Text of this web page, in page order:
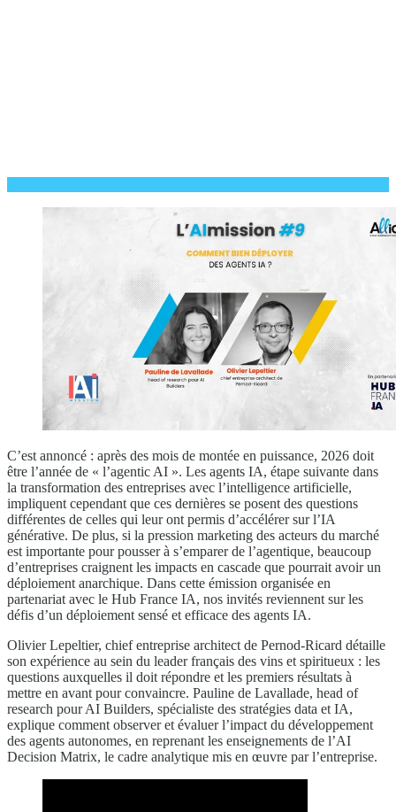
C’est annoncé : après des mois de montée en puissance, 2026 doit
être l’année de « l’agentic AI ». Les agents IA, étape suivante dans
la transformation des entreprises avec l’intelligence artificielle,
impliquent cependant que ces dernières se posent des questions
différentes de celles qui leur ont permis d’accélérer sur l’IA
générative. De plus, si la pression marketing des acteurs du marché
est importante pour pousser à s’emparer de l’agentique, beaucoup
d’entreprises craignent les impacts en cascade que pourrait avoir un
déploiement anarchique. Dans cette émission organisée en
partenariat avec le Hub France IA, nos invités reviennent sur les
défis d’un déploiement sensé et efficace des agents IA.
Olivier Lepeltier, chief entreprise architect de Pernod-Ricard détaille
son expérience au sein du leader français des vins et spiritueux : les
questions auxquelles il doit répondre et les premiers résultats à
mettre en avant pour convaincre. Pauline de Lavallade, head of
research pour AI Builders, spécialiste des stratégies data et IA,
explique comment observer et évaluer l’impact du développement
des agents autonomes, en reprenant les enseignements de l’AI
Decision Matrix, le cadre analytique mis en œuvre par l’entreprise.